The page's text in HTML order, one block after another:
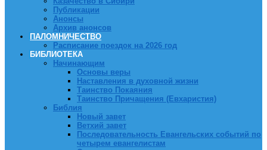
Публикации
Анонсы
Архив анонсов
ПАЛОМНИЧЕСТВО
Расписание поездок на 2026 год
БИБЛИОТЕКА
Начинающим
Основы веры
Наставления в духовной жизни
Таинство Покаяния
Таинство Причащения (Евхаристия)
Библия
Новый завет
Ветхий завет
Последовательность Евангельских событий по
четырем евангелистам